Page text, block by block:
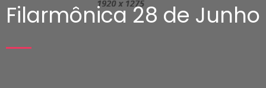
Filarmônica 28 de Junho